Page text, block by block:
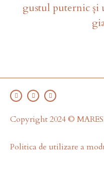
gustul puternic și
Copyright 2024 ©
Politica de utilizare a